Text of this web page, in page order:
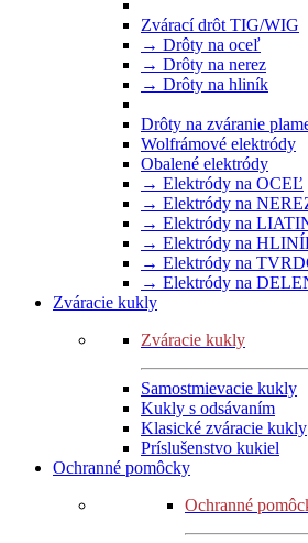
Zvárací drôt TIG/WIG
→ Drôty na oceľ
→ Drôty na nerez
→ Drôty na hliník
Drôty na zváranie
Wolfrámové elektródy
Obalené elektródy
→ Elektródy na OCEĽ
→ Elektródy na
→ Elektródy na
→ Elektródy na
→ Elektródy na
→ Elektródy na
Zváracie kukly
Zváracie kukly
Samostmievacie kukly
Kukly s odsávaním
Klasické zváracie kukly
Príslušenstvo kukiel
Ochranné pomôcky
Ochranné